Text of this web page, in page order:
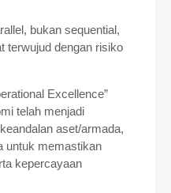
bukan sequential,
terwujud dengan risiko
Excellence”
telah menjadi
aset/armada,
untuk memastikan
kepercayaan